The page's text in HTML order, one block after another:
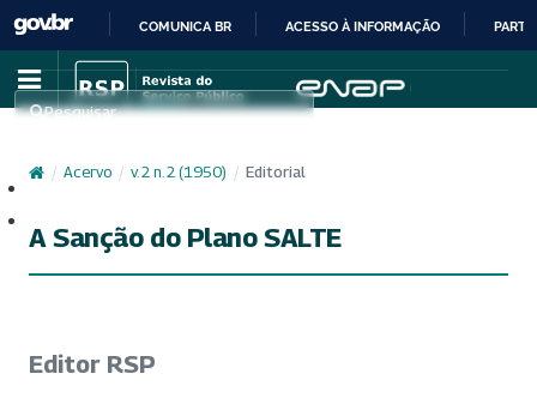
IR
PARA
CONTEÚDO
COMUNICA BR ACESSO À INFORMAÇÃO
Pesquisar
/ Acervo / v. 2 n. 2 (1950) / Editorial
A Sanção do Plano SALTE
Editor RSP